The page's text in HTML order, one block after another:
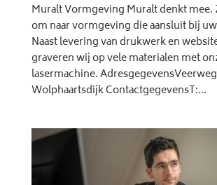
Muralt Vormgeving Muralt denkt mee.
om naar vormgeving die aansluit bij
Naast levering van drukwerk en
graveren wij op vele materialen met
lasermachine.
Wolphaartsdijk ContactgegevensT:...